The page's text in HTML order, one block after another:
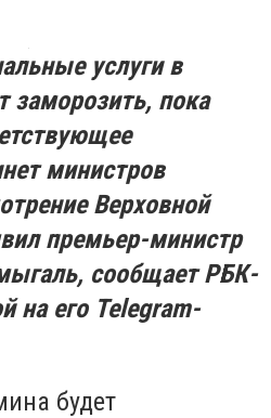
услуги в
заморозить, пока
министров
Верховной
премьер-министр
сообщает РБК-
на его Telegram-
будет